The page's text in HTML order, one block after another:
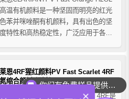
温有机颜料是一种坚固而明亮的红光
苯并咪唑酮有机颜料，具有出色的坚
特性和高热稳定性，广泛应用于各种
恩4RF猩红颜料PV Fast Scarlet 4RF
缩合颜料(颜料红242)
莱恩CLARIANT PV Fast Scarlet 4RF是
你们有免费样品提供吗？